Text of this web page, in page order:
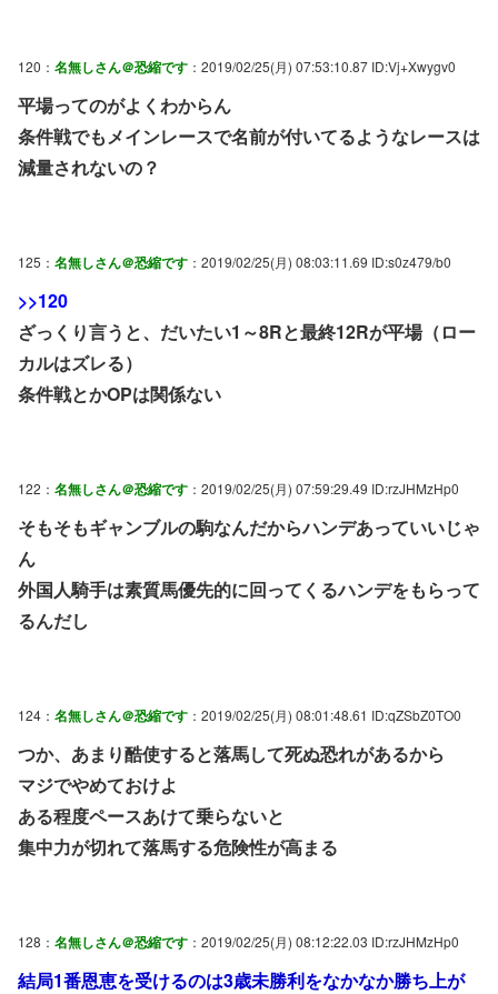
120： 名無しさん＠恐縮です ：2019/02/25(月) 07:53:10.87 ID:Vj+Xwygv0
平場ってのがよくわからん
条件戦でもメインレースで名前が付いてるようなレースは
減量されないの？
125： 名無しさん＠恐縮です ：2019/02/25(月) 08:03:11.69 ID:s0z479/b0
>>120
ざっくり言うと、だいたい1～8Rと最終12Rが平場（ロー
カルはズレる）
条件戦とかOPは関係ない
122： 名無しさん＠恐縮です ：2019/02/25(月) 07:59:29.49 ID:rzJHMzHp0
そもそもギャンブルの駒なんだからハンデあっていいじゃ
ん
外国人騎手は素質馬優先的に回ってくるハンデをもらって
るんだし
124： 名無しさん＠恐縮です ：2019/02/25(月) 08:01:48.61 ID:qZSbZ0TO0
つか、あまり酷使すると落馬して死ぬ恐れがあるから
マジでやめておけよ
ある程度ペースあけて乗らないと
集中力が切れて落馬する危険性が高まる
128： 名無しさん＠恐縮です ：2019/02/25(月) 08:12:22.03 ID:rzJHMzHp0
結局1番恩恵を受けるのは3歳未勝利をなかなか勝ち上が